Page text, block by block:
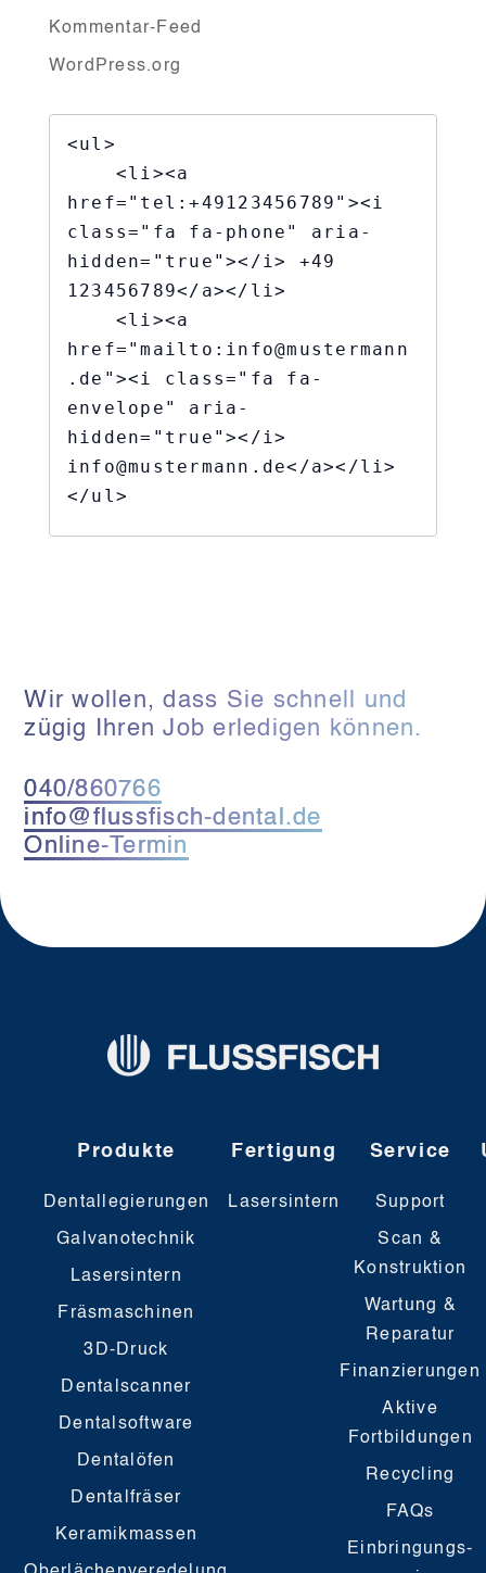
Kommentar-Feed
WordPress.org
<ul>
href="tel:+49123456789"><i
class="fa fa-phone" aria-
hidden="true"></i> +49
123456789</a></li>
href="mailto:info@mustermann
.de"><i class="fa fa-
envelope" aria-
hidden="true"></i>
info@mustermann.de</a></li>
</ul>
Wir wollen, dass Sie schnell und
zügig Ihren Job erledigen können.
040/860766
info@flussfisch-dental.de
Online-Termin
Produkte
Dentallegierungen
Galvanotechnik
Lasersintern
Fräsmaschinen
3D-Druck
Dentalscanner
Dentalsoftware
Dentalöfen
Dentalfräser
Keramikmassen
Fertigung
Lasersintern
Service
Support
Scan &
Konstruktion
Wartung &
Reparatur
Finanzierungen
Aktive
Fortbildungen
Recycling
FAQs
Einbringungs-